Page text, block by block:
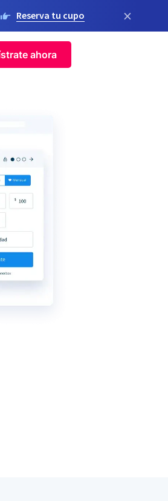
Reserva tu cupo ×
ahora